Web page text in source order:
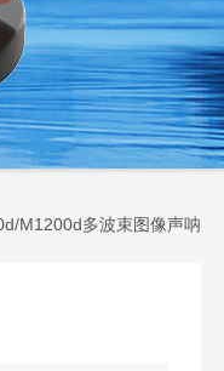
M1200d多波束图像声呐